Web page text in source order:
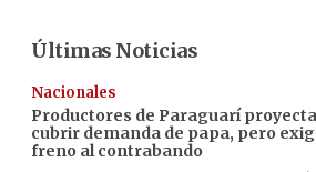
Últimas Noticias
Nacionales
Productores de Paraguarí
cubrir demanda de papa, pero
freno al contrabando